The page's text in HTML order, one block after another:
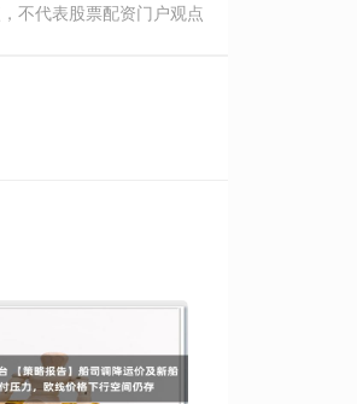
不代表股票配资门户观点